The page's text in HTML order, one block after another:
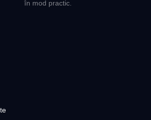
în mod practic.